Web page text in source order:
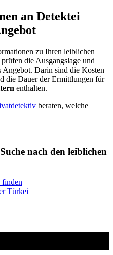
an Detektei
zu Ihren leiblichen
die Ausgangslage und
Angebot. Darin sind die Kosten
die Dauer der Ermittlungen für
enthalten.
beraten, welche
nach den leiblichen
Türkei